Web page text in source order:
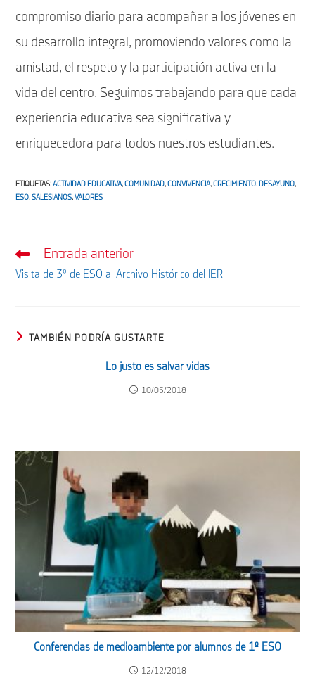
compromiso diario para acompañar a los jóvenes en
su desarrollo integral, promoviendo valores como la
amistad, el respeto y la participación activa en la
vida del centro. Seguimos trabajando para que cada
experiencia educativa sea significativa y
enriquecedora para todos nuestros estudiantes.
ETIQUETAS:ACTIVIDAD EDUCATIVA, COMUNIDAD, CONVIVENCIA, CRECIMIENTO, DESAYUNO,
ESO, SALESIANOS, VALORES
Leer
artículos
Entrada anterior
Visita de 3º de ESO al Archivo Histórico del IER
TAMBIÉN PODRÍA GUSTARTE
Lo justo es salvar vidas
10/05/2018
Conferencias de medioambiente por alumnos de 1º ESO
12/12/2018